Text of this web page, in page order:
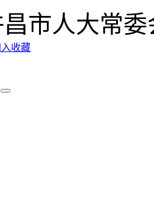
市人大常
收藏